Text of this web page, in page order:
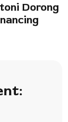
Dorong